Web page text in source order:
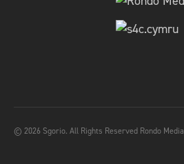
© 2026 Sgorio. All Rights Reserved Rondo Media